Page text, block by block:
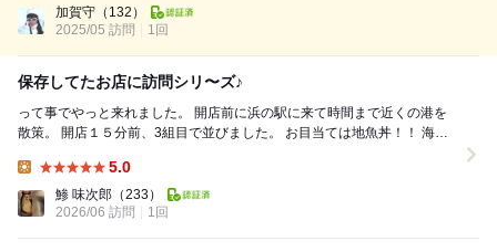
ろん食堂営業で供される絶品...
加賀守 （132）
2025/05 訪問
1回
保存してたお店に訪問シリ〜ズ♪
って事でやっと来れました。 開店前に浜の駅に来て時間まで近くの港を
散策。 開店１５分前、3組目で並びました。 お目当ては地魚丼！！ 海鮮
5.0
鯵 味次郎 （233）
2026/06 訪問
1回